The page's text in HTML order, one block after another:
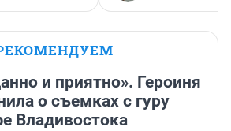
и приятно». Героиня
о съемках с гуру
Владивостока